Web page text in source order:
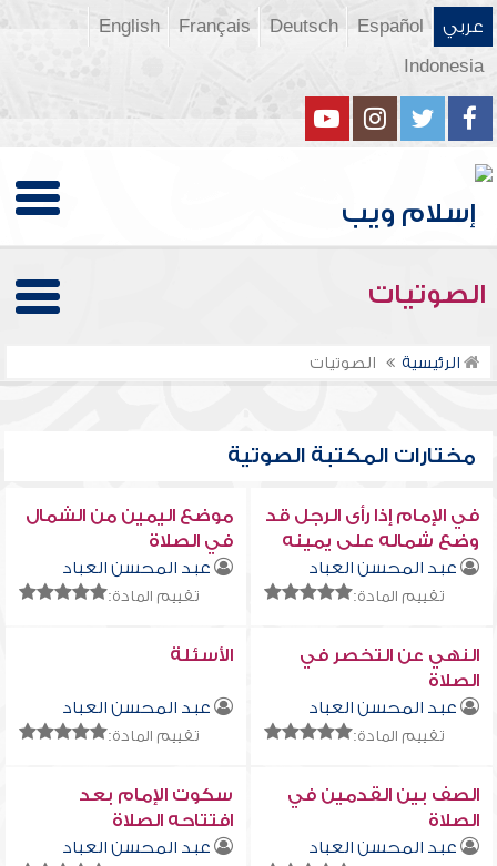
عربي Español
Deutsch
Français
English
Indonesia
الصوتيات
الرئيسية الصوتيات
مختارات المكتبة الصوتية
في الإمام إذا رأى الرجل قد
وضع شماله على يمينه
عبد المحسن العباد
تقييم المادة:
موضع اليمين من الشمال
في الصلاة
عبد المحسن العباد
تقييم المادة:
النهي عن التخصر في
الصلاة
عبد المحسن العباد
تقييم المادة:
الأسئلة
عبد المحسن العباد
تقييم المادة:
الصف بين القدمين في
الصلاة
عبد المحسن العباد
سكوت الإمام بعد
افتتاحه الصلاة
عبد المحسن العباد